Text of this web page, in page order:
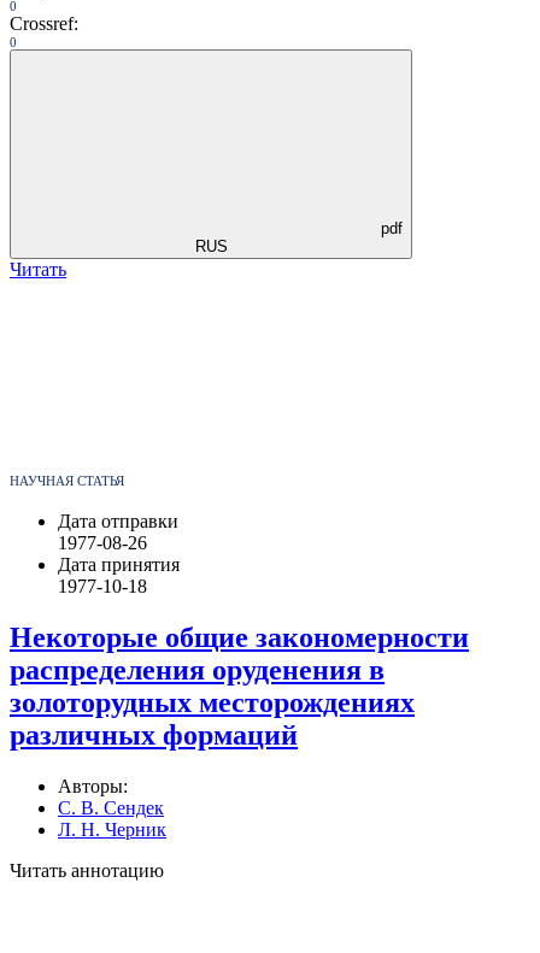
0
Crossref:
0
pdf
RUS
Читать
НАУЧНАЯ СТАТЬЯ
Дата отправки
1977-08-26
Дата принятия
1977-10-18
Некоторые общие закономерности
распределения оруденения в
золоторудных месторождениях
различных формаций
Авторы:
С. В. Сендек
Л. Н. Черник
Читать аннотацию